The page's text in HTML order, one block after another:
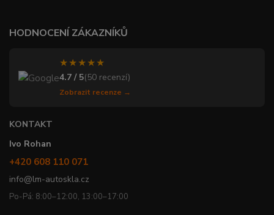
HODNOCENÍ ZÁKAZNÍKŮ
★★★★★
4.7 / 5(50 recenzí)
Zobrazit recenze →
KONTAKT
Ivo Rohan
+420 608 110 071
info@lm-autoskla.cz
Po-Pá: 8:00–12:00, 13:00–17:00